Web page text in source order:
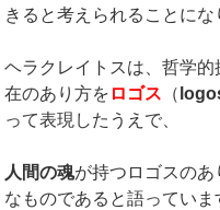
きると考えられることにな
ヘラクレイトスは、哲学的
在のあり方を ロゴス （
って表現したうえで、
人間の魂が持つロゴスのあ
なものであると語っていま